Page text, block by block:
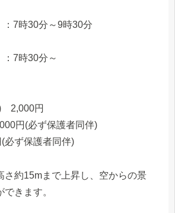
：7時30分～9時30分
：7時30分～
2,000円
円(必ず保護者同伴)
ず保護者同伴)
さ約15mまで上昇し、空からの景
きます。